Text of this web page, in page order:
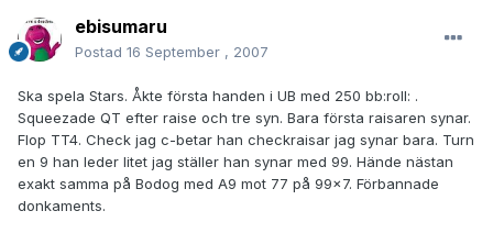
ebisumaru
Postad 16 September , 2007
Ska spela Stars. Åkte första handen i UB med 250 bb:roll: .
Squeezade QT efter raise och tre syn. Bara första raisaren synar.
Flop TT4. Check jag c-betar han checkraisar jag synar bara. Turn
en 9 han leder litet jag ställer han synar med 99. Hände nästan
exakt samma på Bodog med A9 mot 77 på 99x7. Förbannade
donkaments.